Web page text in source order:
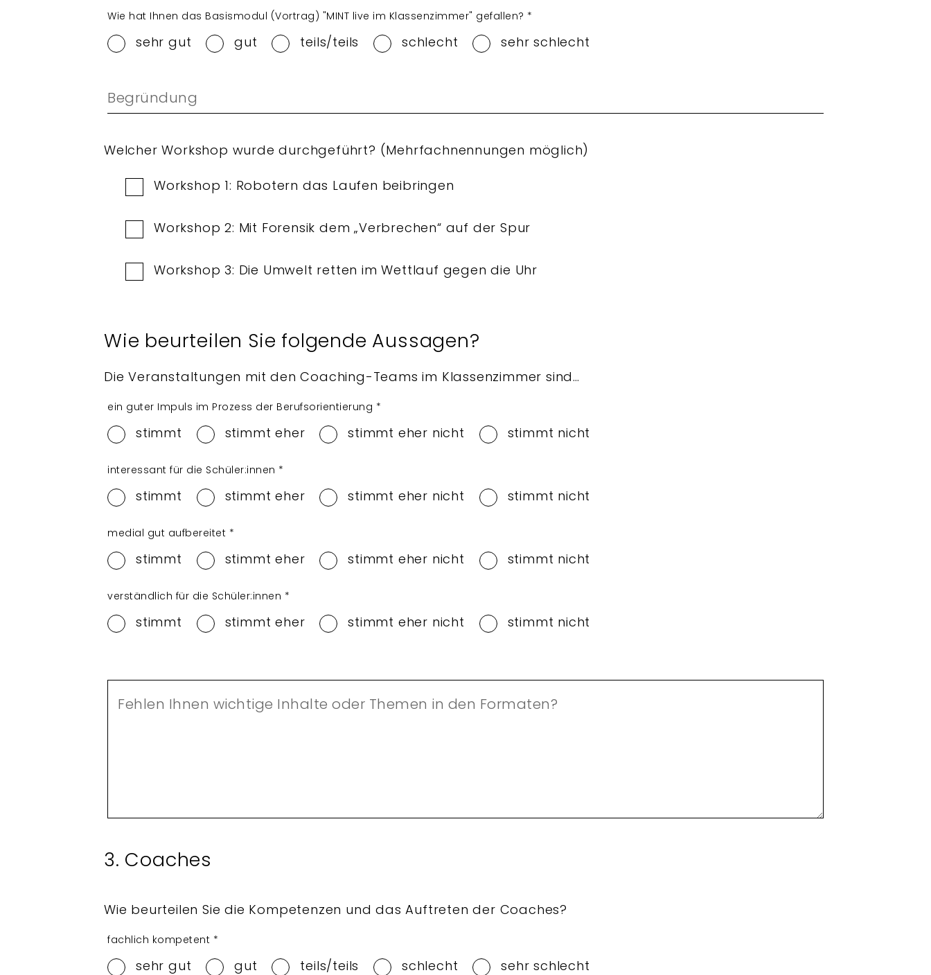
Wie hat Ihnen das Basismodul (Vortrag) "MINT live im Klassenzimmer" gefallen? *
sehr gut gut teils/teils schlecht sehr schlecht
Begründung
Welcher Workshop wurde durchgeführt? (Mehrfachnennungen möglich)
Workshop 1: Robotern das Laufen beibringen
Workshop 2: Mit Forensik dem „Verbrechen“ auf der Spur
Workshop 3: Die Umwelt retten im Wettlauf gegen die Uhr
Wie beurteilen Sie folgende Aussagen?
Die Veranstaltungen mit den Coaching-Teams im Klassenzimmer sind…
ein guter Impuls im Prozess der Berufsorientierung *
stimmt stimmt eher stimmt eher nicht stimmt nicht
interessant für die Schüler:innen *
stimmt stimmt eher stimmt eher nicht stimmt nicht
medial gut aufbereitet *
stimmt stimmt eher stimmt eher nicht stimmt nicht
verständlich für die Schüler:innen *
stimmt stimmt eher stimmt eher nicht stimmt nicht
Fehlen Ihnen wichtige Inhalte oder Themen in den Formaten?
3. Coaches
Wie beurteilen Sie die Kompetenzen und das Auftreten der Coaches?
fachlich kompetent *
sehr gut gut teils/teils schlecht sehr schlecht